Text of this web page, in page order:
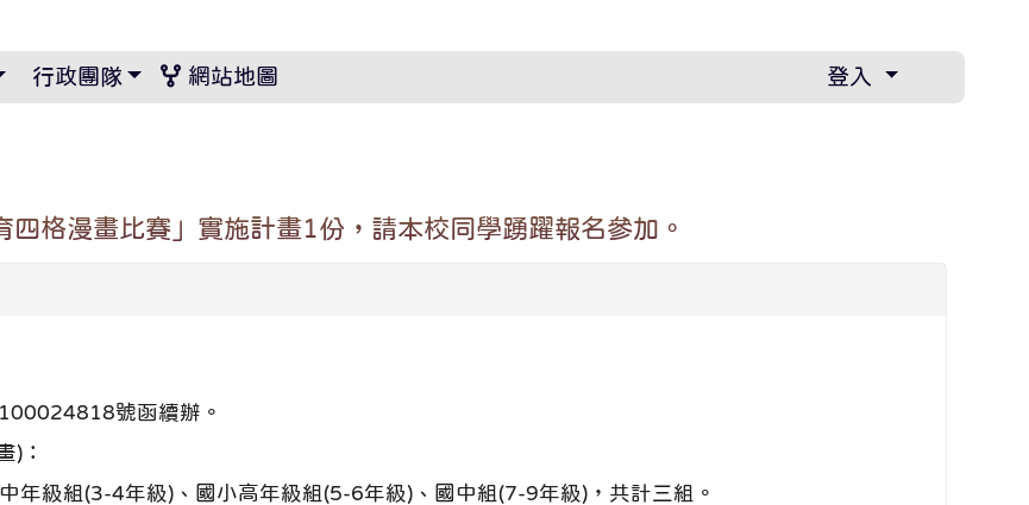
行政團隊 網站地圖 登入
格漫畫比賽」實施計畫1份，請本校同學踴躍報名參加。
號函續辦。
)：
年級組(3-4年級)、國小高年級組(5-6年級)、國中組(7-9年級)，共計三組。